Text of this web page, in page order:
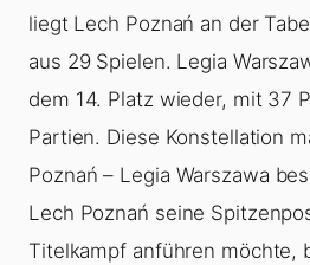
liegt Lech Poznań an der
aus 29 Spielen. Legia
dem 14. Platz wieder, mit 37
Partien. Diese Konstellation
Poznań – Legia Warszawa
Lech Poznań seine
Titelkampf anführen möchte,